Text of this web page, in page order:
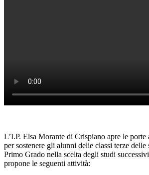
L’I.P. Elsa Morante di Crispiano apre le
per sostenere gli alunni delle classi terze delle
Primo Grado nella scelta degli studi
propone le seguenti attività: